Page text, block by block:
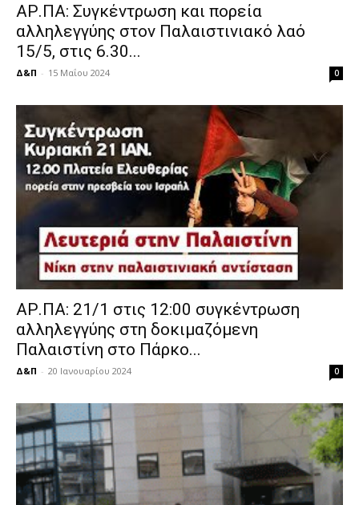
ΑΡ.ΠΑ: Συγκέντρωση και πορεία
αλληλεγγύης στον Παλαιστινιακό λαό
15/5, στις 6.30...
Δ&Π - 15 Μαΐου 2024 0
ΑΡ.ΠΑ: 21/1 στις 12:00 συγκέντρωση
αλληλεγγύης στη δοκιμαζόμενη
Παλαιστίνη στο Πάρκο...
Δ&Π - 20 Ιανουαρίου 2024 0